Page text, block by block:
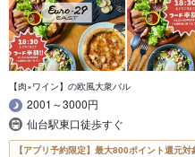
【肉×ワイン】の欧風大衆バル
2001～3000円
仙台駅東口徒歩すぐ
【アプリ予約限定】最大800ポイント還元対